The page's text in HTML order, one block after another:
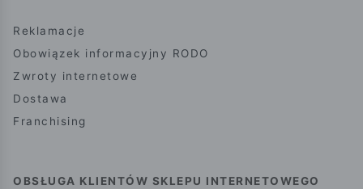
Reklamacje
Obowiązek informacyjny RODO
Zwroty internetowe
Dostawa
Franchising
OBSŁUGA KLIENTÓW SKLEPU INTERNETOWEGO